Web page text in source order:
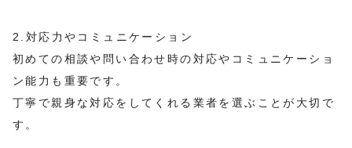
2.対応力やコミュニケーション
初めての相談や問い合わせ時の対応やコミュニケーショ
ン能力も重要です。
丁寧で親身な対応をしてくれる業者を選ぶことが大切で
す。